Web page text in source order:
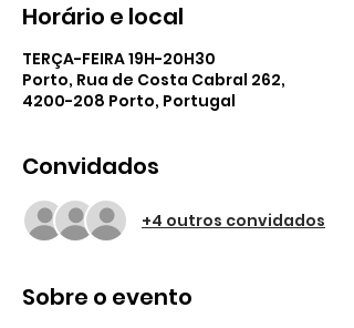
Horário e local
TERÇA-FEIRA 19H-20H30
Porto, Rua de Costa Cabral 262,
4200-208 Porto, Portugal
Convidados
+4 outros convidados
Sobre o evento